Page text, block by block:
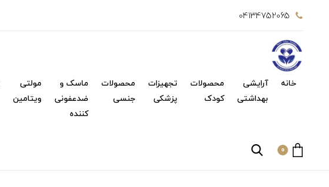
04134752065
خانه
آرایشی
بهداشتی
محصولات
کودک
تجهیزات
پزشکی
محصولات
جنسی
ماسک و
ضدعفونی
کننده
مولتی
ویتامین
0